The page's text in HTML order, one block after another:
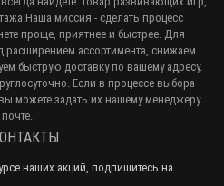
миссия - сделать процесс
проще, приятнее и быстрее. Для
расширением ассортимента, снижаем
быструю доставку по вашему адресу.
Если в процессе выбора
можете задать их нашему менеджеру
наших акций, подпишитесь на